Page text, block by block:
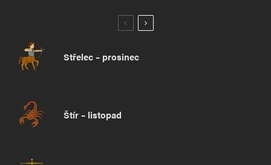
Střelec – prosinec
Štír – listopad